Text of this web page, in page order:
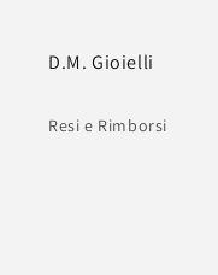
D.M. Gioielli
Resi e Rimborsi